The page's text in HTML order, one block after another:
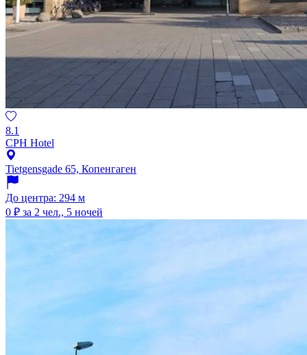
8.1
CPH Hotel
Tietgensgade 65, Копенгаген
До центра: 294 м
0 ₽ за 2 чел., 5 ночей